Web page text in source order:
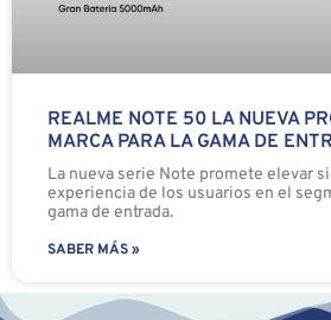
REALME NOTE 50 LA NUEVA
MARCA PARA LA GAMA DE
La nueva serie Note promete elevar
experiencia de los usuarios en el
gama de entrada.
SABER MÁS »